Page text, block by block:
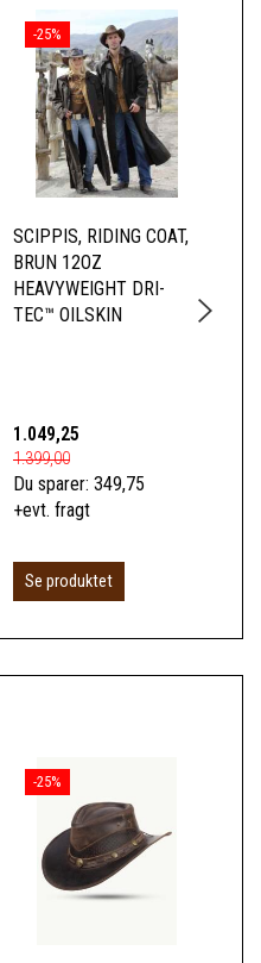
-25%
SCIPPIS, RIDING COAT,
BRUN 12OZ
HEAVYWEIGHT DRI-
TEC™ OILSKIN
1.049,25
1.399,00
Du sparer: 349,75
+evt. fragt
Se produktet
-25%